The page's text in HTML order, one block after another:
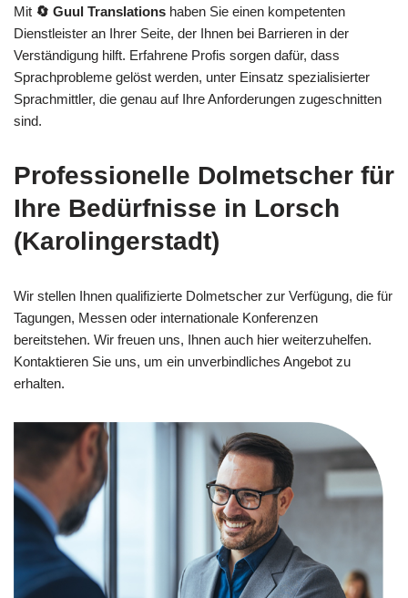
Mit 🔄 Guul Translations haben Sie einen kompetenten
Dienstleister an Ihrer Seite, der Ihnen bei Barrieren in der
Verständigung hilft. Erfahrene Profis sorgen dafür, dass
Sprachprobleme gelöst werden, unter Einsatz spezialisierter
Sprachmittler, die genau auf Ihre Anforderungen zugeschnitten
sind.
Professionelle Dolmetscher für
Ihre Bedürfnisse in Lorsch
(Karolingerstadt)
Wir stellen Ihnen qualifizierte Dolmetscher zur Verfügung, die für
Tagungen, Messen oder internationale Konferenzen
bereitstehen. Wir freuen uns, Ihnen auch hier weiterzuhelfen.
Kontaktieren Sie uns, um ein unverbindliches Angebot zu
erhalten.